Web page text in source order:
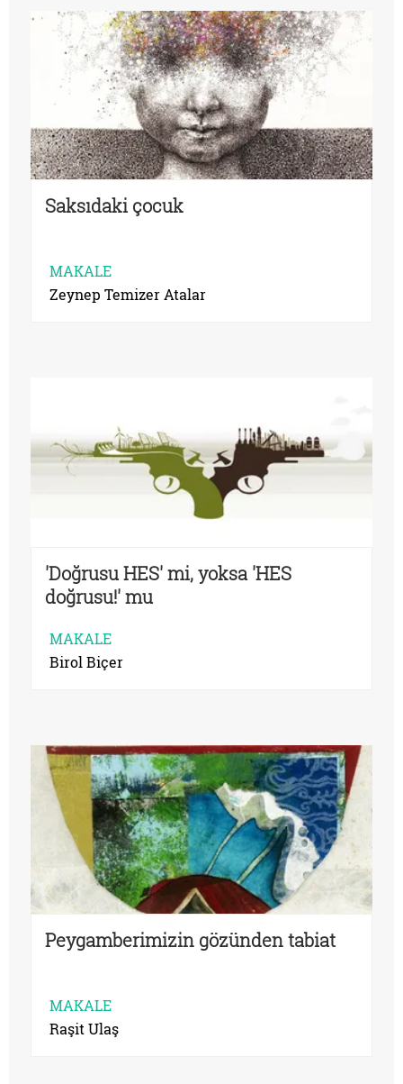
Saksıdaki çocuk
MAKALE
Zeynep Temizer Atalar
'Doğrusu HES' mi, yoksa 'HES
doğrusu!' mu
MAKALE
Birol Biçer
Peygamberimizin gözünden tabiat
MAKALE
Raşit Ulaş